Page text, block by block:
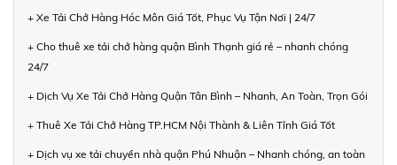
+ Xe Tải Chở Hàng Hóc Môn Giá Tốt, Phục Vụ Tận Nơi | 24/7
+ Cho thuê xe tải chở hàng quận Bình Thạnh giá rẻ – nhanh chóng
24/7
+ Dịch Vụ Xe Tải Chở Hàng Quận Tân Bình – Nhanh, An Toàn, Trọn Gói
+ Thuê Xe Tải Chở Hàng TP.HCM Nội Thành & Liên Tỉnh Giá Tốt
+ Dịch vụ xe tải chuyển nhà quận Phú Nhuận – Nhanh chóng, an toàn